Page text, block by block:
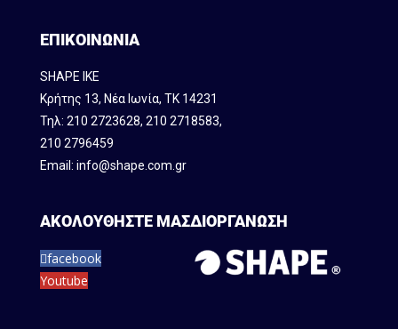
ΕΠΙΚΟΙΝΩΝΙΑ
SHAPE IKE
Κρήτης 13, Νέα Ιωνία, ΤΚ 14231
Τηλ: 210 2723628, 210 2718583,
210 2796459
Email: info@shape.com.gr
ΑΚΟΛΟΥΘΗΣΤΕ ΜΑΣ
facebook
Youtube
ΔΙΟΡΓΑΝΩΣΗ